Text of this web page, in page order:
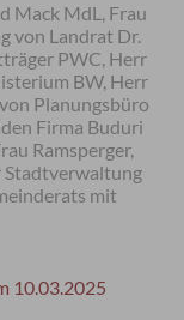
Mack MdL, Frau
von Landrat Dr.
PWC, Herr
BW, Herr
Planungsbüro
Firma Buduri
Ramsperger,
Stadtverwaltung
mit
10.03.2025